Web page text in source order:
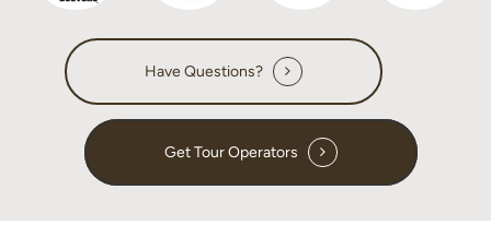
Have Questions?
Get Tour Operators